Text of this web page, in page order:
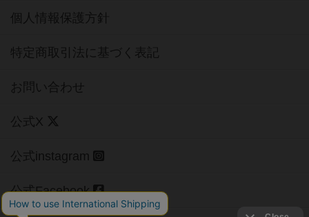
個人情報保護方針
特定商取引法に基づく表記
お問い合わせ
公式X
公式instagram
公式Facebook